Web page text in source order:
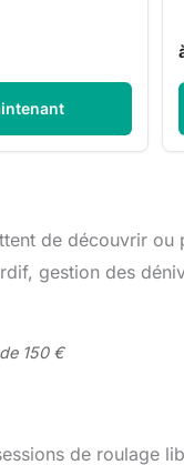
de découvrir
gestion des
150 €
de roulage